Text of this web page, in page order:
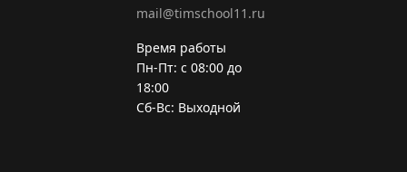
mail@timschool11.ru
Время работы
Пн-Пт: с 08:00 до
18:00
Сб-Вс: Выходной